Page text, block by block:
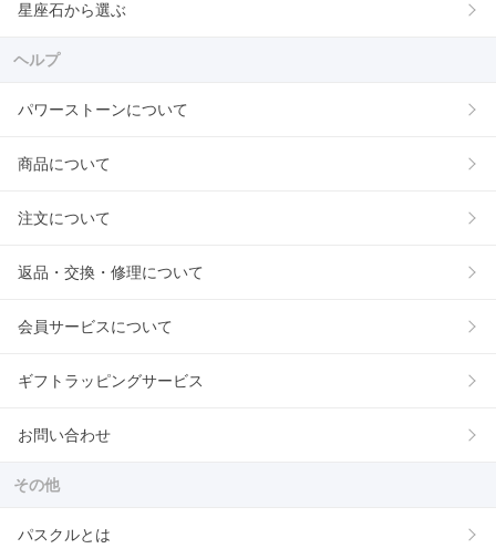
星座石から選ぶ
ヘルプ
パワーストーンについて
商品について
注文について
返品・交換・修理について
会員サービスについて
ギフトラッピングサービス
お問い合わせ
その他
パスクルとは